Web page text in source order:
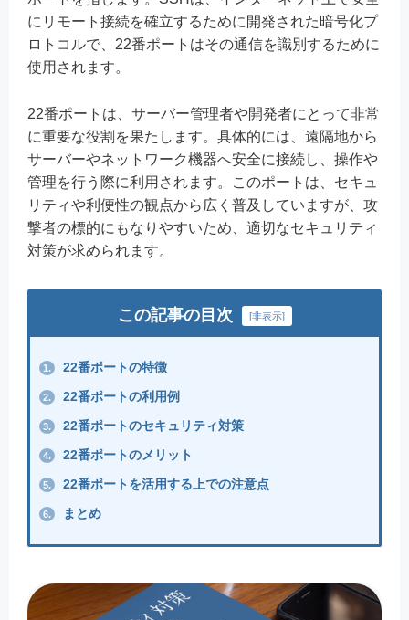
にリモート接続を確立するために開発された暗号化プ
ロトコルで、22番ポートはその通信を識別するために
使用されます。
22番ポートは、サーバー管理者や開発者にとって非常
に重要な役割を果たします。具体的には、遠隔地から
サーバーやネットワーク機器へ安全に接続し、操作や
管理を行う際に利用されます。このポートは、セキュ
リティや利便性の観点から広く普及していますが、攻
撃者の標的にもなりやすいため、適切なセキュリティ
対策が求められます。
この記事の目次 [非表示]
1. 22番ポートの特徴
2. 22番ポートの利用例
3. 22番ポートのセキュリティ対策
4. 22番ポートのメリット
5. 22番ポートを活用する上での注意点
6. まとめ